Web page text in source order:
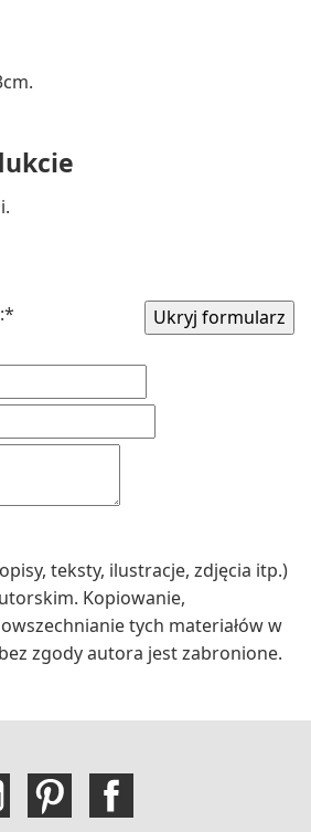
*
teksty, ilustracje, zdjęcia itp.)
Kopiowanie,
tych materiałów w
zgody autora jest zabronione.